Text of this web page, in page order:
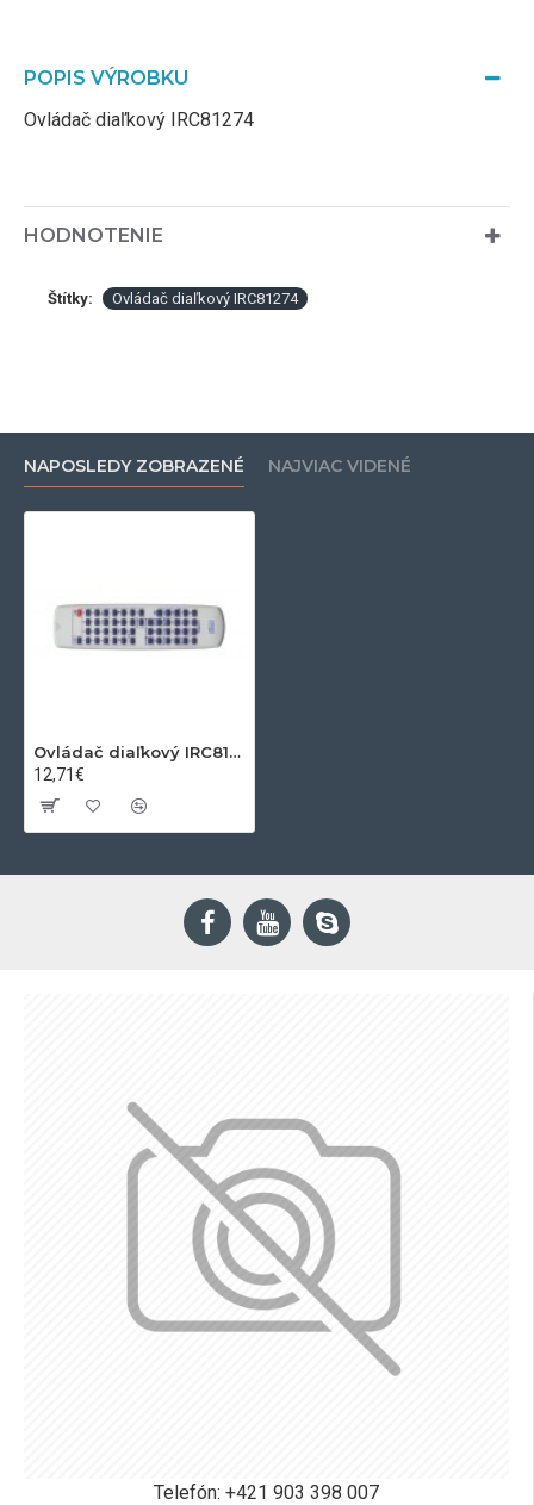
POPIS VÝROBKU
Ovládač diaľkový IRC81274
HODNOTENIE
Štítky: Ovládač diaľkový IRC81274
NAPOSLEDY ZOBRAZENÉ NAJVIAC VIDENÉ
Ovládač diaľkový IRC81274
12,71€
Telefón: +421 903 398 007